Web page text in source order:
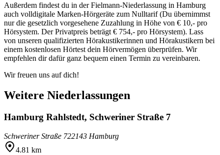
Außerdem findest du in der Fielmann-Niederlassung in Hamburg
auch volldigitale Marken-Hörgeräte zum Nulltarif (Du übernimmst
nur die gesetzlich vorgesehene Zuzahlung in Höhe von € 10,- pro
Hörsystem. Der Privatpreis beträgt € 754,- pro Hörsystem). Lass
von unseren qualifizierten Hörakustikerinnen und Hörakustikern bei
einem kostenlosen Hörtest dein Hörvermögen überprüfen. Wir
empfehlen dir dafür ganz bequem einen Termin zu vereinbaren.
Wir freuen uns auf dich!
Weitere Niederlassungen
Hamburg Rahlstedt, Schweriner Straße 7
Schweriner Straße 722143 Hamburg
4.81 km